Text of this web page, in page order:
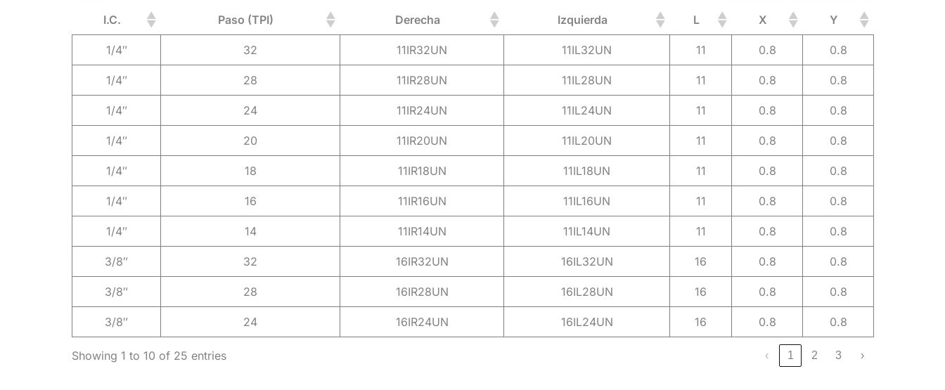
I.C. Paso (TPI) Derecha Izquierda L X Y
1/4″ 32 11IR32UN 11IL32UN 11 0.8 0.8
1/4″ 28 11IR28UN 11IL28UN 11 0.8 0.8
1/4″ 24 11IR24UN 11IL24UN 11 0.8 0.8
1/4″ 20 11IR20UN 11IL20UN 11 0.8 0.8
1/4″ 18 11IR18UN 11IL18UN 11 0.8 0.8
1/4″ 16 11IR16UN 11IL16UN 11 0.8 0.8
1/4″ 14 11IR14UN 11IL14UN 11 0.8 0.8
3/8″ 32 16IR32UN 16IL32UN 16 0.8 0.8
3/8″ 28 16IR28UN 16IL28UN 16 0.8 0.8
3/8″ 24 16IR24UN 16IL24UN 16 0.8 0.8
Showing 1 to 10 of 25 entries ‹ 1 2 3 ›